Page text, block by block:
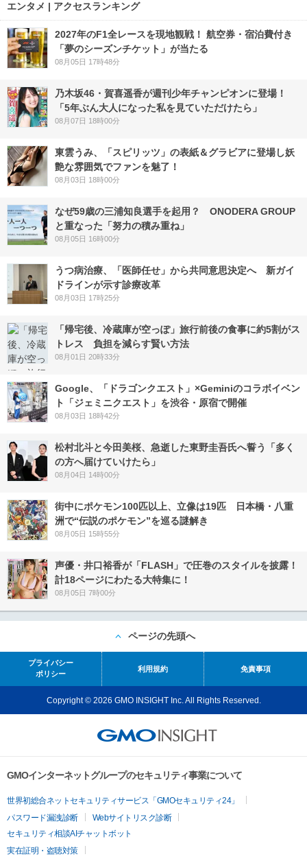
エンタメ | アクセスランキング
2027年のF1全レースを現地観戦！ 航空券・宿泊費付き
「夢のシーズンチケット」が当たる
08月05日 17時48分
乃木坂46・賀喜遥香が週刊少年チャンピオンに登場！
「5年ぶん大人になった私を見ていただけたら」
08月07日 18時00分
東雲うみ、「スピリッツ」の表紙＆グラビアに登場し妖
艶な雰囲気でファンを魅了！
08月03日 18時00分
なぜ59歳の三浦知良選手を起用？ ONODERA GROUP
と重なった「努力の積み重ね」
08月05日 16時00分
うつ病治療、「医師任せ」から共同意思決定へ 新ガイ
ドラインが示す診療改革
08月03日 17時25分
「帰宅後、冷蔵庫が空っぽ」旅行前後の食事に約5割がス
トレス 負担を減らす賢い方法
08月01日 20時33分
Google、「ドラゴンクエスト」×Geminiのコラボイベン
ト「ジェミニクエスト」を渋谷・原宿で開催
08月03日 18時42分
松村北斗と今田美桜、急逝した東野圭吾氏へ誓う「多く
の方へ届けていけたら」
08月04日 14時00分
街中にポケモン100匹以上、立像は19匹 日本橋・八重
洲で“伝説のポケモン”を巡る謎解き
08月05日 15時55分
声優・井口裕香が「FLASH」で圧巻のスタイルを披露！
計18ページにわたる大特集に！
08月05日 7時00分
ページの先頭へ
プライバシー
ポリシー
利用規約 免責事項
Copyright © 2026 GMO INSIGHT Inc. All Rights Reserved.
GMOインターネットグループのセキュリティ事業について
世界初総合ネットセキュリティサービス「GMOセキュリティ24」
パスワード漏洩診断
Webサイトリスク診断
セキュリティ相談AIチャットボット
実在証明・盗聴対策